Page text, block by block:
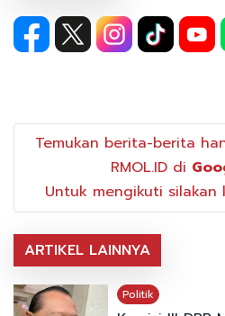
Temukan berita-berita
RMOL.ID di
Untuk mengikuti
ARTIKEL LAINNYA
Politik